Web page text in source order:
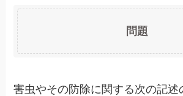
問題
害虫やその防除に関する次の記述